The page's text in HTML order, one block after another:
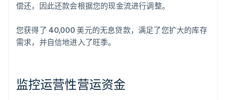
偿还，因此还款会根据您的现金流进行调整。
您获得了 40,000 美元的无息贷款，满足了您扩大的库存
需求，并自信地进入了旺季。
监控运营性营运资金